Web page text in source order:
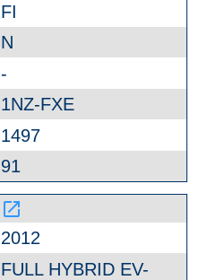
FI
N
-
1NZ-FXE
1497
91
launch
2012
FULL HYBRID EV-